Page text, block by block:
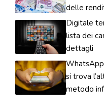
delle
Digitale
lista dei
dettagli
si trova
metodo